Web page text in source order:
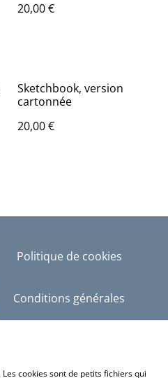
20,00 €
Sketchbook, version
cartonnée
20,00 €
Politique de cookies
Conditions générales
© Tous
cookies sont de petits fichiers qui